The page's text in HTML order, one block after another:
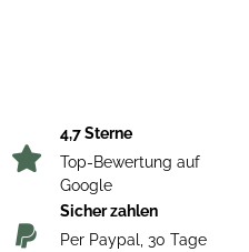
4,7 Sterne
Top-Bewertung auf
Google
Sicher zahlen
Per Paypal, 30 Tage